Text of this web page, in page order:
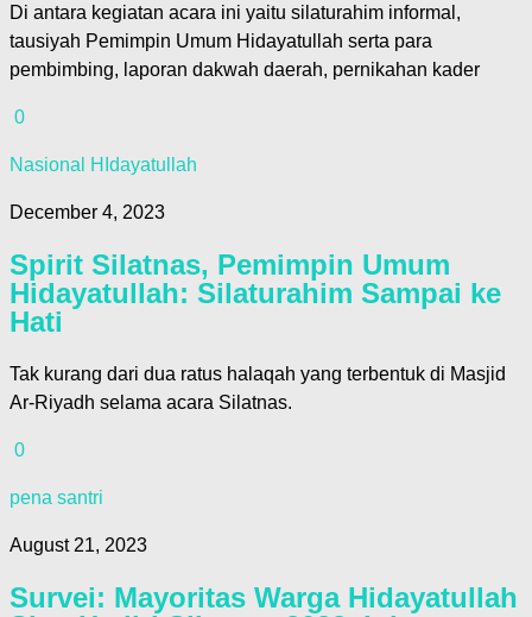
Di antara kegiatan acara ini yaitu silaturahim informal,
tausiyah Pemimpin Umum Hidayatullah serta para
pembimbing, laporan dakwah daerah, pernikahan kader
0
Nasional HIdayatullah
December 4, 2023
Spirit Silatnas, Pemimpin Umum
Hidayatullah: Silaturahim Sampai ke
Hati
Tak kurang dari dua ratus halaqah yang terbentuk di Masjid
Ar-Riyadh selama acara Silatnas.
0
pena santri
August 21, 2023
Survei: Mayoritas Warga Hidayatullah